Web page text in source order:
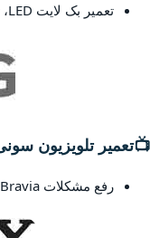
تعمیر بک لایت LED، تعویض پورت های معیوب
📺تعمیر تلویزیون
رفع مشکلات Bravia، تعمیر سیستم صوتی